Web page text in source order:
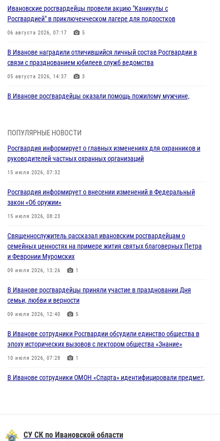
Ивановские росгвардейцы провели акцию "Каникулы с
Росгвардией" в приключенческом лагере для подростков
06 августа 2026, 07:17 5
В Иванове наградили отличившийся личный состав Росгвардии в
связи с празднованием юбилеев служб ведомства
05 августа 2026, 14:37 3
В Иванове росгвардейцы оказали помощь пожилому мужчине,
торжественных мероприятиях, посвященных празднованию Дня
Воздушно-десантных войск
02 августа 2026, 11:46
Мероприятия в рамках акции «Каникулы с Росгвардией»
продолжаются в Ивановской области
31 июля 2026, 11:08
В Ивановской области при содействии Росгвардии задержаны
подозреваемые в серии автомобильных краж
30 июля 2026, 12:41 2
празднования Дня Крещения Руси
28 июля 2026, 08:57 4
ПОПУЛЯРНЫЕ НОВОСТИ
Росгвардия информирует о главных изменениях для охранников и
руководителей частных охранных организаций
15 июля 2026, 07:32
Росгвардия информирует о внесении изменений в Федеральный
закон «Об оружии»
15 июля 2026, 08:23
Священнослужитель рассказал ивановским росгвардейцам о
семейных ценностях на примере жития святых благоверных Петра
и Февронии Муромских
09 июля 2026, 13:26 1
В Иванове росгвардейцы приняли участие в праздновании Дня
семьи, любви и верности
09 июля 2026, 12:40 5
В Иванове сотрудники Росгвардии обсудили единство общества в
эпоху исторических вызовов с лектором общества «Знание»
10 июля 2026, 07:28 1
В Иванове сотрудники ОМОН «Спарта» идентифицировали предмет,
15 июля 2026, 13:03
СУ СК по Ивановской области